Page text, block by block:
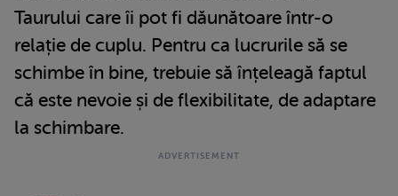
Taurului care îi pot fi dăunătoare într-o
relație de cuplu. Pentru ca lucrurile să se
schimbe în bine, trebuie să înțeleagă faptul
că este nevoie și de flexibilitate, de adaptare
la schimbare.